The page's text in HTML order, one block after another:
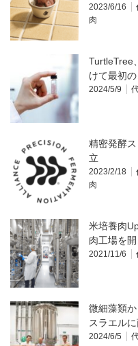
2023/6/16
肉
TurtleTree
けて最初の
2024/5/9
精密発酵
立
2023/2/18
肉
米培養肉
肉工場を開
2021/11/6
微細藻類
スラエル
2024/6/5